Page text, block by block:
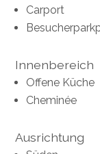
Carport
Innenbereich
Offene Küche
Cheminée
Ausrichtung